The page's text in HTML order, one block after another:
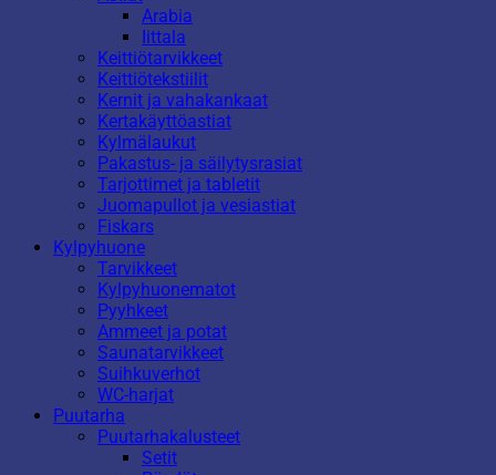
Arabia
Iittala
Keittiötarvikkeet
Keittiötekstiilit
Kernit ja vahakankaat
Kertakäyttöastiat
Kylmälaukut
Pakastus- ja säilytysrasiat
Tarjottimet ja tabletit
Juomapullot ja vesiastiat
Fiskars
Kylpyhuone
Tarvikkeet
Kylpyhuonematot
Pyyhkeet
Ammeet ja potat
Saunatarvikkeet
Suihkuverhot
WC-harjat
Puutarha
Puutarhakalusteet
Setit